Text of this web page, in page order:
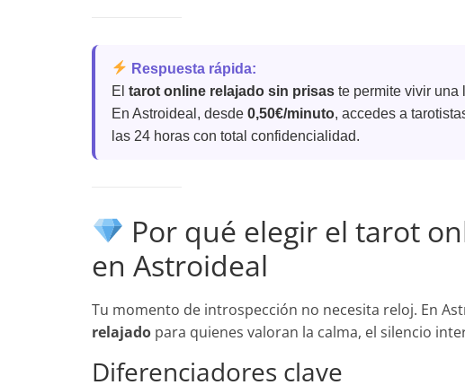
Respuesta rápida:
El tarot online relajado sin prisas te permite vivir una
En Astroideal, desde 0,50€/minuto, accedes a
las 24 horas con total confidencialidad.
Por qué elegir el tarot
en Astroideal
Tu momento de introspección no necesita reloj. En
relajado para quienes valoran la calma, el silencio
Diferenciadores clave